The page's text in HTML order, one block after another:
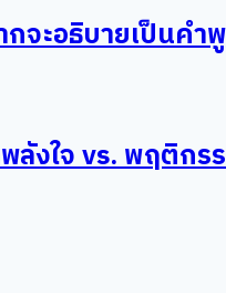
จะอธิบายเป็นคำ
งใจ vs. พฤติกร